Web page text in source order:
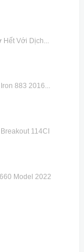
Với Dịch...
883 2016...
114CI
Model 2022